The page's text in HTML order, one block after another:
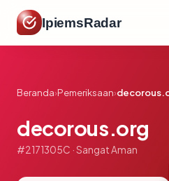
IpiemsRadar
Beranda›Pemeriksaan›
decorous.org
#2171305C · Sangat Aman